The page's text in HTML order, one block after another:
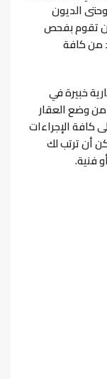
الديون
تقوم بفحص
من كافة
خبيرة في
من وضع العقار
كافة الإجراءات
أن ترتب لك
فنية.